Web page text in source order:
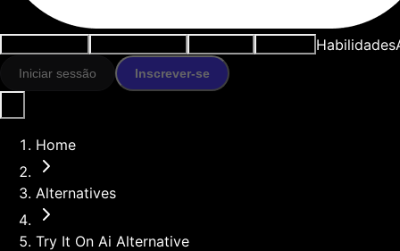
Habilidades
Iniciar sessão Inscrever-se
Home
Alternatives
Try It On Ai Alternative